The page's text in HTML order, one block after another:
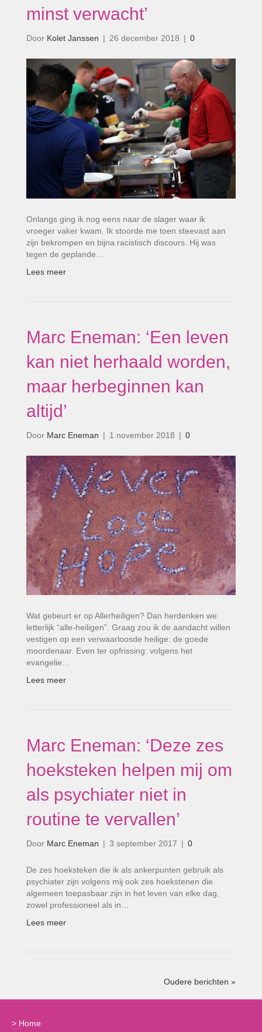
minst verwacht’
Door Kolet Janssen | 26 december 2018 | 0
Onlangs ging ik nog eens naar de slager waar ik
vroeger vaker kwam. Ik stoorde me toen steevast aan
zijn bekrompen en bijna racistisch discours. Hij was
tegen de geplande…
Lees meer
Marc Eneman: ‘Een leven
kan niet herhaald worden,
maar herbeginnen kan
altijd’
Door Marc Eneman | 1 november 2018 | 0
Wat gebeurt er op Allerheiligen? Dan herdenken we
letterlijk “alle-heiligen”. Graag zou ik de aandacht willen
vestigen op een verwaarloosde heilige: de goede
moordenaar. Even ter opfrissing: volgens het
evangelie…
Lees meer
Marc Eneman: ‘Deze zes
hoeksteken helpen mij om
als psychiater niet in
routine te vervallen’
Door Marc Eneman | 3 september 2017 | 0
De zes hoeksteken die ik als ankerpunten gebruik als
psychiater zijn volgens mij ook zes hoekstenen die
algemeen toepasbaar zijn in het leven van elke dag,
zowel professioneel als in…
Lees meer
Oudere berichten »
> Home